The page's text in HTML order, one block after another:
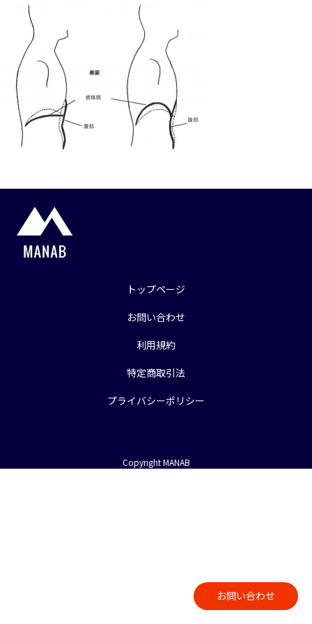
お問い合わせ
トップページ
お問い合わせ
利用規約
特定商取引法
プライバシーポリシー
Copyright MANAB